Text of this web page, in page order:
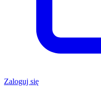
Zaloguj się